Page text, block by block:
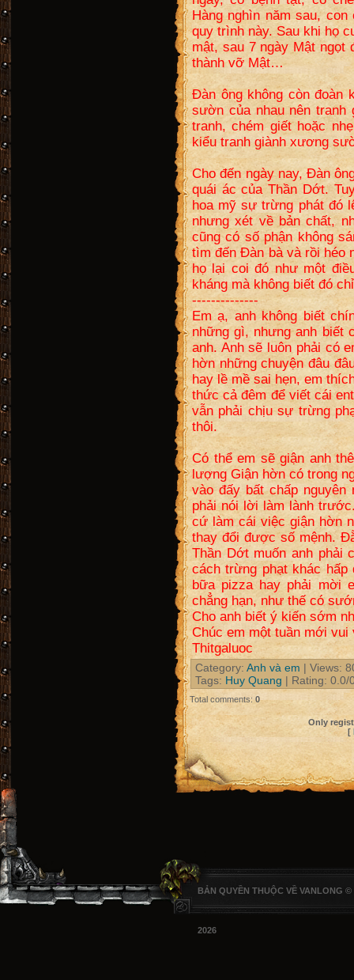
Hàng nghìn năm sau,
quy trình này. Sau khi họ
mật, sau 7 ngày Mật
thành vỡ Mật…
Đàn ông không còn đoàn
sườn của nhau nên
tranh, chém giết hoặc
kiểu tranh giành xương
Cho đến ngày nay, Đàn
quái ác của Thần Dớt.
hoa mỹ sự trừng phát đó
nhưng xét về bản chất,
cũng có số phận không
tìm đến Đàn bà và rồi héo
họ lại coi đó như một
kháng mà không biết đó
--------------
Em ạ, anh không biết
những gì, nhưng anh biết
anh. Anh sẽ luôn phải có
hờn những chuyện đâu
hay lề mề sai hẹn, em
thức cả đêm để viết cái
vẫn phải chịu sự trừng
thôi.
Có thể em sẽ giận anh
lượng Giận hờn có trong
vào đấy bất chấp
phải nói lời làm lành
cứ làm cái việc giận hờn
thay đổi được số mệnh.
Thần Dớt muốn anh phải
cách trừng phạt khác
bữa pizza hay phải mời
chẳng hạn, như thế có
Cho anh biết ý kiến sớm
Chúc em một tuần mới vui
Thitgaluoc
Category: Anh và em | Views:
Tags: Huy Quang | Rating: 0.0/
Total comments: 0
Only
[
BẢN QUYỀN THUỘC VỀ VANLONG ©
2026